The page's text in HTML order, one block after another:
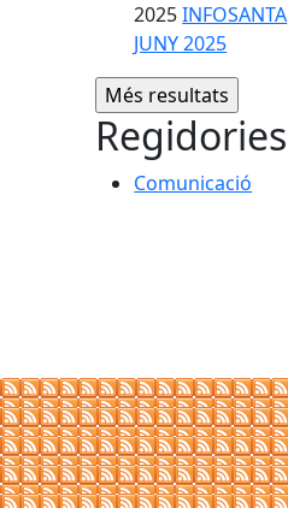
2025INFOSANTA
JUNY 2025
Regidories
Comunicació